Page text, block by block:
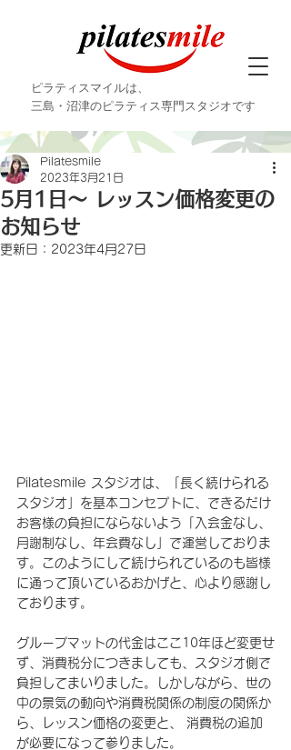
ピラティスマイルは、
三島・沼津のピラティス専門スタジオです
5月1日〜 レッスン価格変更の
お知らせ
Pilatesmile
2023年3月21日
更新日： 2023年4月27日
Pilatesmile スタジオは、「長く続けられる
スタジオ」を基本コンセプトに、できるだけ
お客様の負担にならないよう「入会金なし、
月謝制なし、年会費なし」で運営しておりま
す。このようにして続けられているのも皆様
に通って頂いているおかげと、心より感謝し
ております。
グループマットの代金はここ10年ほど変更せ
ず、消費税分につきましても、スタジオ側で
負担してまいりました。しかしながら、世の
中の景気の動向や消費税関係の制度の関係か
ら、レッスン価格の変更と、 消費税の追加
が必要になって参りました。